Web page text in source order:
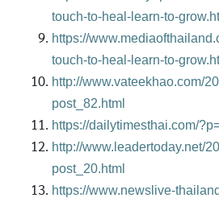
touch-to-heal-learn-to-
https://
touch-to-heal-learn-to-
http://www.vateekhao.com/
post_82.html
https://dailytimesthai.com/
http://www.leadertoday.net/
post_20.html
https://www.newslive-